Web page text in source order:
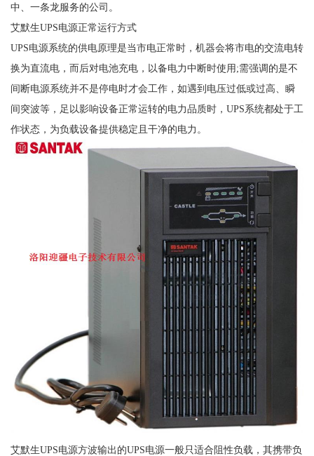
中、一条龙服务的公司。
艾默生UPS电源正常运行方式
UPS电源系统的供电原理是当市电正常时，机器会将市电的交流电转
换为直流电，而后对电池充电，以备电力中断时使用;需强调的是不
间断电源系统并不是停电时才会工作，如遇到电压过低或过高、瞬
间突波等，足以影响设备正常运转的电力品质时，UPS系统都处于工
作状态，为负载设备提供稳定且干净的电力。
艾默生UPS电源方波输出的UPS电源一般只适合阻性负载，其携带负